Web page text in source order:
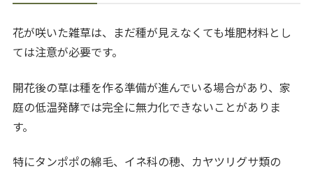
花が咲いた雑草は、まだ種が見えなくても堆肥材料とし
ては注意が必要です。
開花後の草は種を作る準備が進んでいる場合があり、家
庭の低温発酵では完全に無力化できないことがありま
す。
特にタンポポの綿毛、イネ科の穂、カヤツリグサ類の